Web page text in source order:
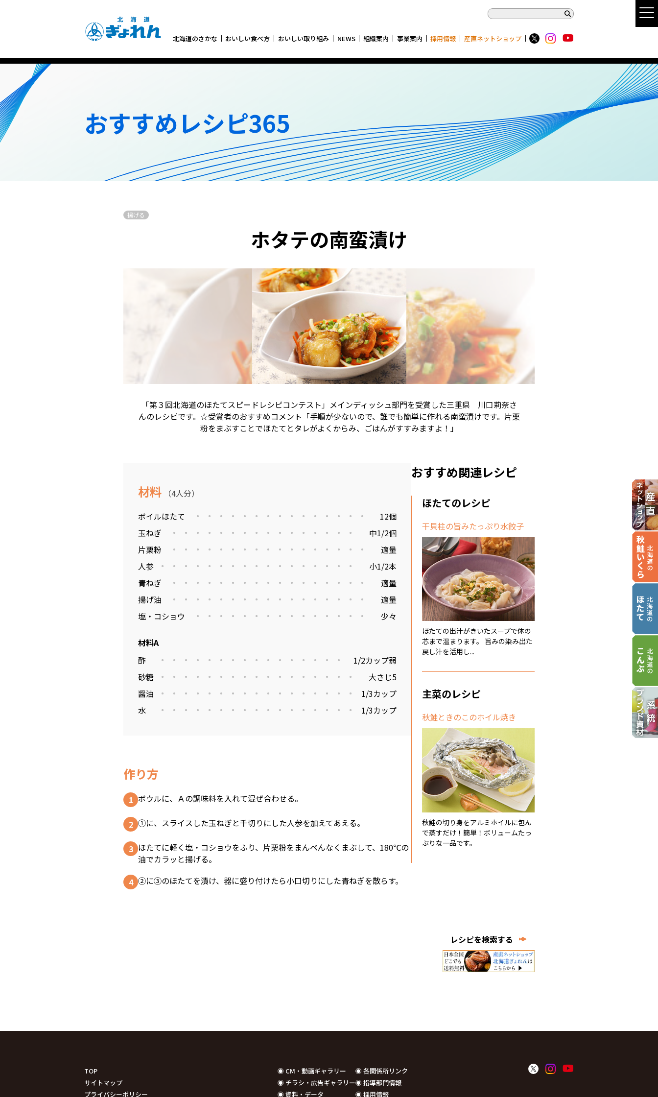
北海道のさかな おいしい食べ方 おいしい取り組み NEWS 組織案内 事業案内 採用情報 産直ネットショップ
おすすめレシピ365
揚げる
ホタテの南蛮漬け
「第３回北海道のほたてスピードレシピコンテスト」メインディッシュ部門を受賞した三重県 川口莉奈さ
んのレシピです。☆受賞者のおすすめコメント「手順が少ないので、誰でも簡単に作れる南蛮漬けです。片栗
粉をまぶすことでほたてとタレがよくからみ、ごはんがすすみますよ！」
材料 （4人分）
ボイルほたて
12個
玉ねぎ
中1/2個
片栗粉
適量
人参
小1/2本
青ねぎ
適量
揚げ油
適量
塩・コショウ
少々
材料A
酢
1/2カップ弱
砂糖
大さじ5
醤油
1/3カップ
水
1/3カップ
作り方
ボウルに、Ａの調味料を入れて混ぜ合わせる。
①に、スライスした玉ねぎと千切りにした人参を加えてあえる。
ほたてに軽く塩・コショウをふり、片栗粉をまんべんなくまぶして、180℃の
油でカラッと揚げる。
②に③のほたてを漬け、器に盛り付けたら小口切りにした青ねぎを散らす。
おすすめ関連レシピ
ほたてのレシピ
干貝柱の旨みたっぷり水餃子
ほたての出汁がきいたスープで体の
芯まで温まります。 旨みの染み出た
戻し汁を活用し...
主菜のレシピ
秋鮭ときのこのホイル焼き
秋鮭の切り身をアルミホイルに包ん
で蒸すだけ！簡単！ボリュームたっ
ぷりな一品です。
レシピを検索する
TOP
サイトマップ
プライバシーポリシー
◉ CM・動画ギャラリー
◉ チラシ・広告ギャラリー
◉ 資料・データ
◉ 各関係所リンク
◉ 指導部門情報
◉ 採用情報